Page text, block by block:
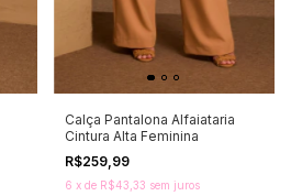
Calça Pantalona Alfaiataria
Cintura Alta Feminina
R$259,99
6 x de R$43,33 sem juros